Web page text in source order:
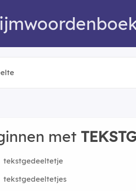
met
tekstgedeeltetje
tekstgedeeltetjes